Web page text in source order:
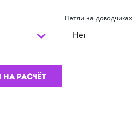
Петли на доводчиках
Нет